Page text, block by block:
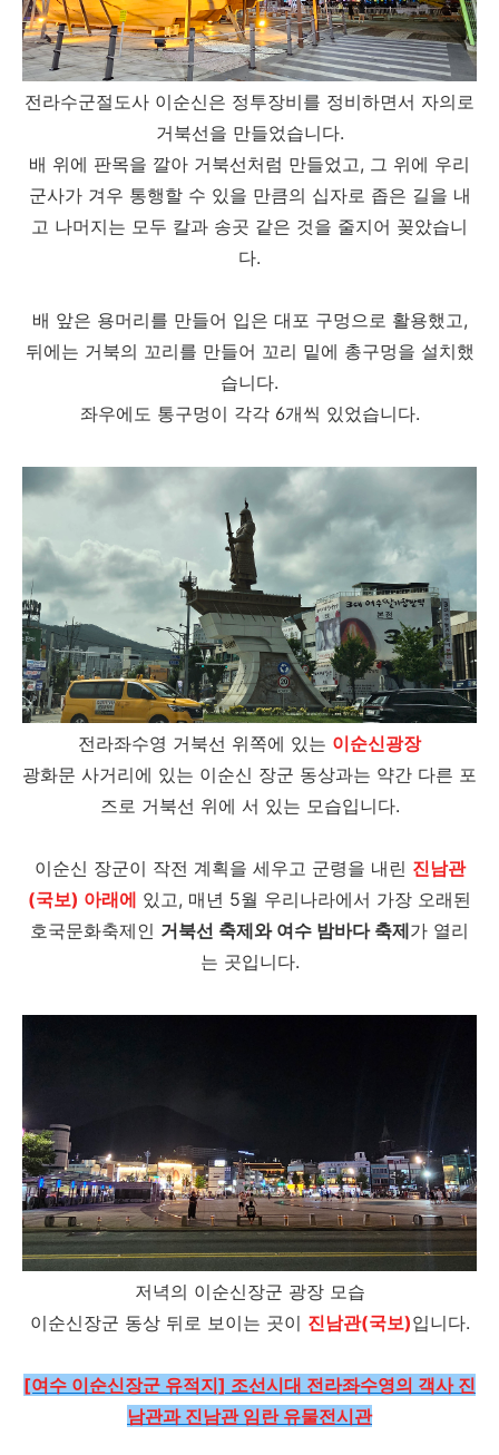
전라수군절도사 이순신은 정투장비를 정비하면서 자의로
거북선을 만들었습니다.
배 위에 판목을 깔아 거북선처럼 만들었고, 그 위에 우리
군사가 겨우 통행할 수 있을 만큼의 십자로 좁은 길을 내
고 나머지는 모두 칼과 송곳 같은 것을 줄지어 꽂았습니
다.
배 앞은 용머리를 만들어 입은 대포 구멍으로 활용했고,
뒤에는 거북의 꼬리를 만들어 꼬리 밑에 총구멍을 설치했
습니다.
좌우에도 통구멍이 각각 6개씩 있었습니다.
전라좌수영 거북선 위쪽에 있는 이순신광장
광화문 사거리에 있는 이순신 장군 동상과는 약간 다른 포
즈로 거북선 위에 서 있는 모습입니다.
이순신 장군이 작전 계획을 세우고 군령을 내린 진남관
(국보) 아래에 있고, 매년 5월 우리나라에서 가장 오래된
호국문화축제인 거북선 축제와 여수 밤바다 축제가 열리
는 곳입니다.
저녁의 이순신장군 광장 모습
이순신장군 동상 뒤로 보이는 곳이 진남관(국보)입니다.
[여수 이순신장군 유적지] 조선시대 전라좌수영의 객사 진
남관과 진남관 임란 유물전시관